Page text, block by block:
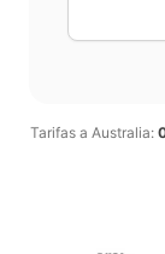
Tarifas a Australia: